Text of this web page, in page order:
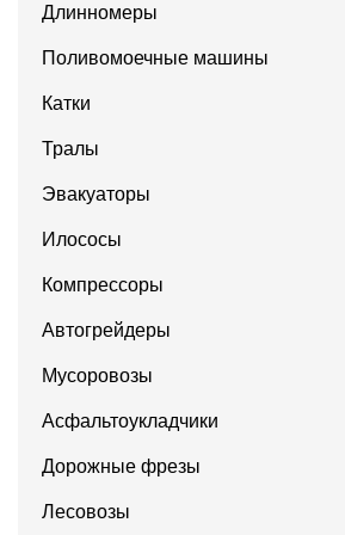
Длинномеры
Поливомоечные машины
Катки
Тралы
Эвакуаторы
Илососы
Компрессоры
Автогрейдеры
Мусоровозы
Асфальтоукладчики
Дорожные фрезы
Лесовозы